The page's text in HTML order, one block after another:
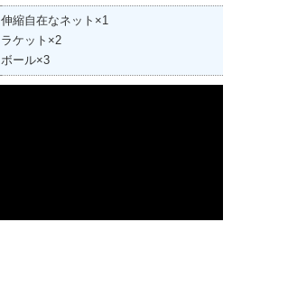
伸縮自在なネット×1
ラケット×2
ボール×3